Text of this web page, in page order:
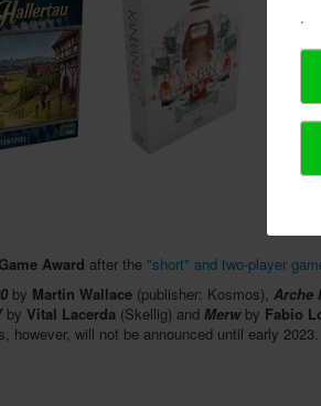
Award after the "short" and two-player
by Martin Wallace (publisher: Kosmos), Arche
by Vital Lacerda (Skellig) and Merw by Fabio
however, will not be announced until early 2023.
.